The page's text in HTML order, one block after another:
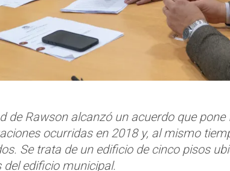
de Rawson alcanzó un acuerdo que
ocurridas en 2018 y, al mismo
Se trata de un edificio de cinco pisos
edificio municipal.